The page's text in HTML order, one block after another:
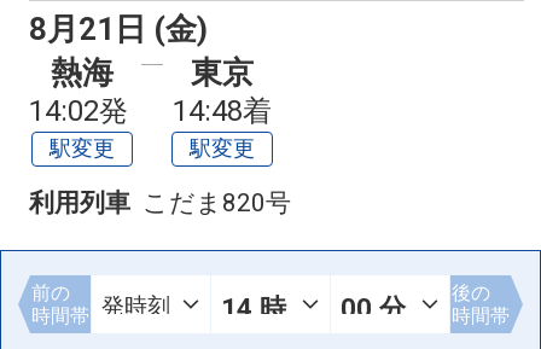
踊り子9号
12:00
13:20 普通車
列車をさらに見る
8月21日 (金)
熱海
14:02発
駅変更
東京
14:48着
駅変更
利用列車 こだま820号
前の
時間帯
後の
時間帯